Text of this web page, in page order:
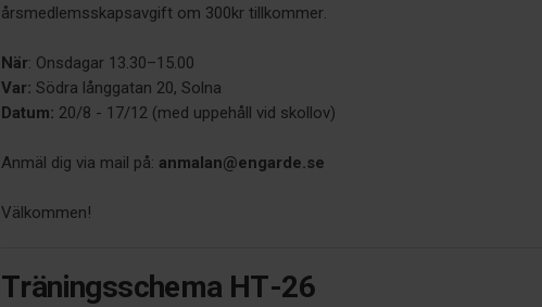
årsmedlemsskapsavgift om 300kr tillkommer.
När: Onsdagar 13.30–15.00
Var: Södra långgatan 20, Solna
Datum: 20/8 - 17/12 (med uppehåll vid skollov)
Anmäl dig via mail på: anmalan@engarde.se
Välkommen!
Träningsschema HT-26